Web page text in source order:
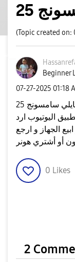
(Topic created on:
Beginner
‎07-27-2025 01:18
اليوتيوب ارد
الجهاز و ارجع
أو أشتري هونر
0 Likes
2